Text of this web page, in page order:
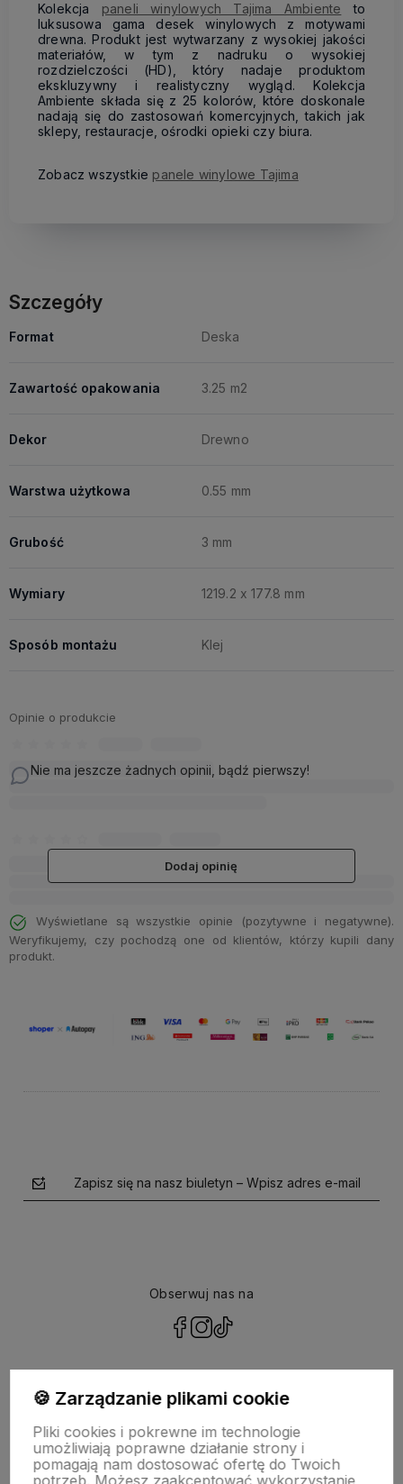
Kolekcja paneli winylowych Tajima Ambiente to
luksusowa gama desek winylowych z motywami
drewna. Produkt jest wytwarzany z wysokiej jakości
materiałów, w tym z nadruku o wysokiej
rozdzielczości (HD), który nadaje produktom
ekskluzywny i realistyczny wygląd. Kolekcja
Ambiente składa się z 25 kolorów, które doskonale
nadają się do zastosowań komercyjnych, takich jak
sklepy, restauracje, ośrodki opieki czy biura.
Zobacz wszystkie panele winylowe Tajima
Szczegóły
Format Deska
Zawartość opakowania 3.25 m2
Dekor Drewno
Warstwa użytkowa 0.55 mm
Grubość 3 mm
Wymiary 1219.2 x 177.8 mm
Sposób montażu Klej
Opinie o produkcie
Nie ma jeszcze żadnych opinii, bądź pierwszy!
Dodaj opinię
Wyświetlane są wszystkie opinie (pozytywne i negatywne).
Weryfikujemy, czy pochodzą one od klientów, którzy kupili dany
produkt.
Zapisz się na nasz biuletyn – Wpisz adres e-mail
Obserwuj nas na
NASZA SELEKCJA
🍪 Zarządzanie plikami cookie
Pliki cookies i pokrewne im technologie
umożliwiają poprawne działanie strony i
pomagają nam dostosować ofertę do Twoich
potrzeb. Możesz zaakceptować wykorzystanie